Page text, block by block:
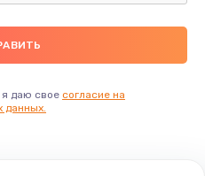
я даю свое согласие на
данных.